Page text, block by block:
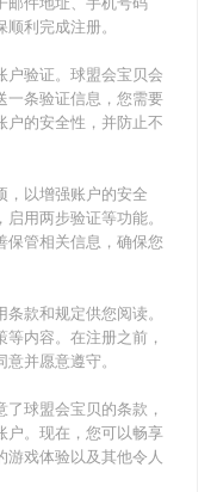
利完成注册。
验证。 球盟会宝贝会
一条验证信息，您需要
户的安全性，并防止不
，以增强账户的安全
用两步验证等功能。
保管相关信息，确保您
款和规定供您阅读。
内容。在注册之前，
并愿意遵守。
了球盟会宝贝的条款，
户。现在，您可以畅享
戏体验以及其他令人